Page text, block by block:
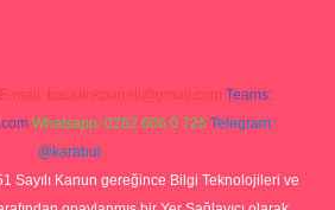
E-mail: backlinkpaneli@gmail.com Teams:
Whatsapp: 0262 606 0 726 Telegram:
@karabul
Sayılı Kanun gereğince Bilgi Teknolojileri ve